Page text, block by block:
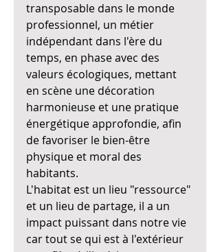
transposable dans le monde
professionnel, un métier
indépendant dans l'ère du
temps, en phase avec des
valeurs écologiques, mettant
en scène une décoration
harmonieuse et une pratique
énergétique approfondie, afin
de favoriser le bien-être
physique et moral des
habitants.
L'habitat est un lieu "ressource"
et un lieu de partage, il a un
impact puissant dans notre vie
car tout se qui est à l'extérieur